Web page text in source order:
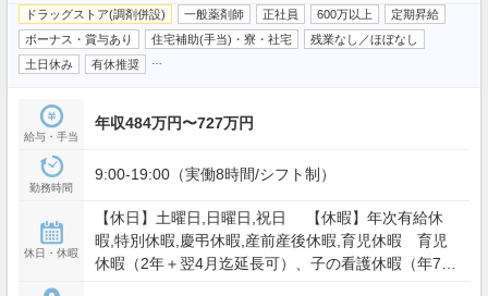
ドラッグストア(調剤併設) 一般薬剤師 正社員 600万以上
定期昇給
ボーナス・賞与あり
住宅補助(手当)・寮・社宅
残業なし／ほぼなし
土日休み
有休推奨
給与・手当
年収484万円〜727万円
勤務時間
9:00-19:00（実働8時間/シフト制）
休日・休暇
【休日】土曜日,日曜日,祝日 【休暇】年次有給休
暇,特別休暇,慶弔休暇,産前産後休暇,育児休暇 育児
休暇（2年＋翌4月迄延長可）、子の看護休暇（年7